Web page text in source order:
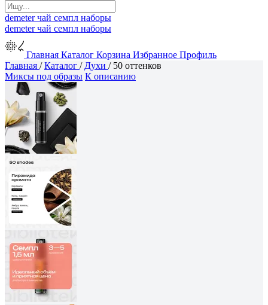
demeterчай семпл наборы
demeterчай семпл наборы
Главная Каталог Корзина Избранное Профиль
Главная /Каталог / Духи / 50 оттенков
Миксы под образы К описанию